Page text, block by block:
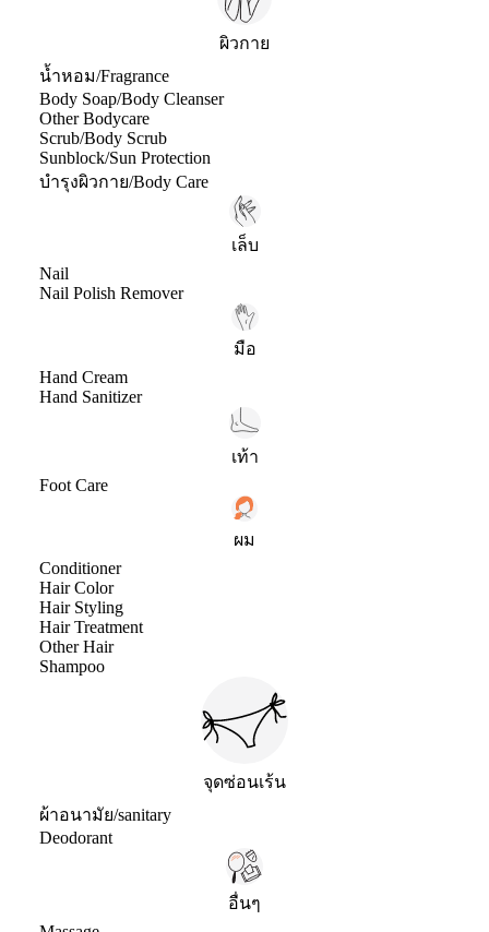
ผิวกาย
น้ำหอม/Fragrance
Body Soap/Body Cleanser
Other Bodycare
Scrub/Body Scrub
Sunblock/Sun Protection
บำรุงผิวกาย/Body Care
เล็บ
Nail
Nail Polish Remover
มือ
Hand Cream
Hand Sanitizer
เท้า
Foot Care
ผม
Conditioner
Hair Color
Hair Styling
Hair Treatment
Other Hair
Shampoo
จุดซ่อนเร้น
ผ้าอนามัย/sanitary
Deodorant
อื่นๆ